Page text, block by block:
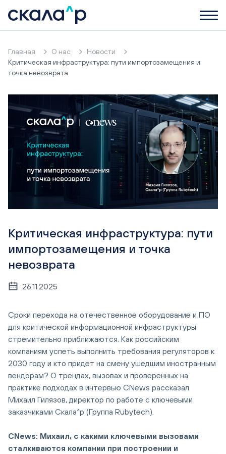
Главная О нас
Новости
Критическая инфраструктура: пути импортозамещения и
точка невозврата
Критическая инфраструктура: пути
импортозамещения и точка
невозврата
26.11.2025
Сроки перехода на отечественное оборудование и ПО
для критической информационной инфраструктуры
стремительно приближаются. Как российским
компаниям успеть выполнить требования регуляторов к
2030 году и кто придет на смену ушедшим иностранным
вендорам? О трендах, вызовах и проверенных на
практике подходах в интервью CNews рассказал
Михаил Гилязов, директор по работе с ключевыми
заказчиками Скала^р (Группа Rubytech).
CNews: Михаил, с какими ключевыми вызовами
сталкиваются компании при построении и